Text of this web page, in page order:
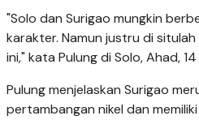
"Solo dan Surigao mungkin
karakter. Namun justru di
ini," kata Pulung di Solo, Ahad,
Pulung menjelaskan Surigao
pertambangan nikel dan